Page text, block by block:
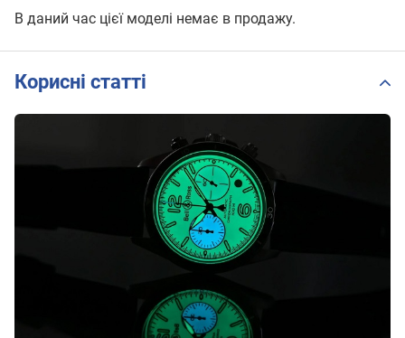
В даний час цієї моделі немає в продажу.
Корисні статті